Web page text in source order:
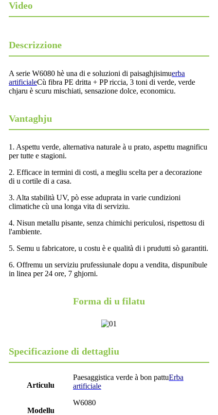
Video
Descrizzione
A serie W6080 hè una di e soluzioni di paisaghjisimuerba
artificialeCù fibra PE dritta + PP riccia, 3 toni di verde, verde
chjaru è scuru mischiati, sensazione dolce, economicu.
Vantaghju
1. Aspettu verde, alternativa naturale à u prato, aspettu magnificu
per tutte e stagioni.
2. Efficace in termini di costi, a megliu scelta per a decorazione
di u cortile di a casa.
3. Alta stabilità UV, pò esse aduprata in varie cundizioni
climatiche cù una longa vita di serviziu.
4. Nisun metallu pisante, senza chimichi periculosi, rispettosu di
l'ambiente.
5. Semu u fabricatore, u costu è e qualità di i prudutti sò garantiti.
6. Offremu un serviziu prufessiunale dopu a vendita, dispunibule
in linea per 24 ore, 7 ghjorni.
Forma di u filatu
Specificazione di dettagliu
Articulu
Paesaggistica verde à bon pattuErba
artificiale
Modellu
W6080